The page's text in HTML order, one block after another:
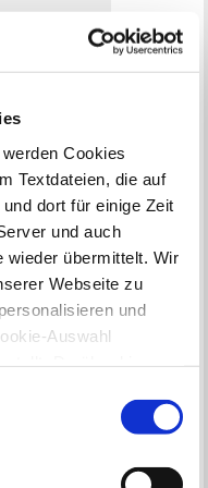
Cookies
Textdateien, die auf
dort für einige Zeit
und auch
wieder übermittelt. Wir
Webseite zu
und
Auswahl
besteht die Gefahr,
von
melden
>
1
8
9
15
16
29
30